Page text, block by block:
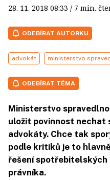
28. 11. 2018 08:33 / 7 min.
ODEBÍRAT AUTORKU
advokát ministerstvo
ODEBÍRAT TÉMA
Ministerstvo
uložit povinnost nechat
advokáty. Chce tak
podle kritiků je to
řešení spotřebitelských
právníka.